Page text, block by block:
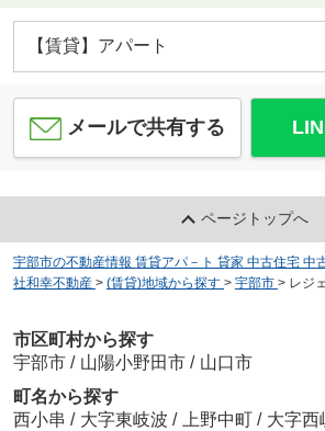
【賃貸】アパート
メールで共有する
ページトップへ
宇部市の不動産情報 賃貸アパ－ト 貸家 中古住宅 中
社和幸不動産 > (賃貸)地域から探す > 宇部市 > レジ
市区町村から探す
宇部市 / 山陽小野田市 / 山口市
町名から探す
西小串 / 大字東岐波 / 上野中町 / 大字西